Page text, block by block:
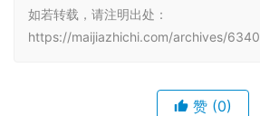
如若转载，请注明出处：
https://maijiazhichi.com/archives/6340
赞 (0)